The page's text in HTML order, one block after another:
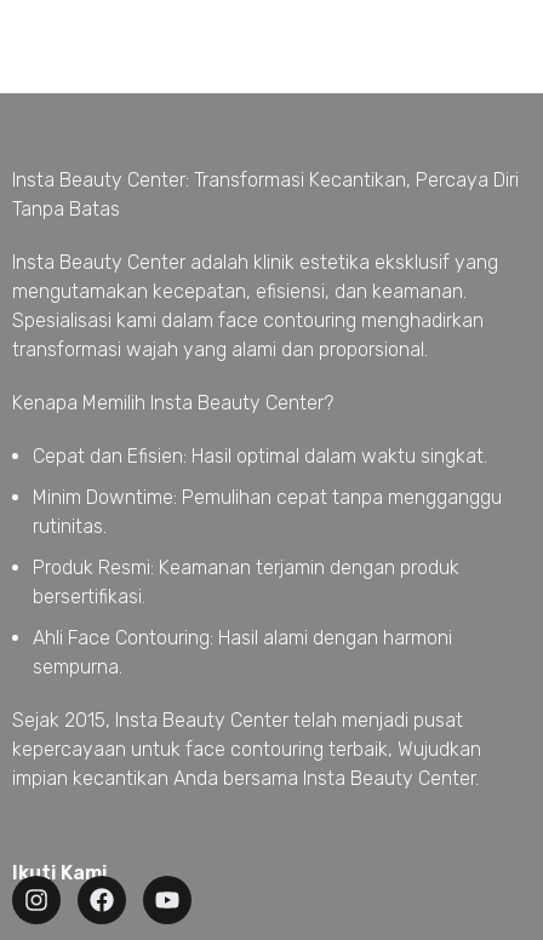
Insta Beauty Center: Transformasi Kecantikan, Percaya Diri
Tanpa Batas
Insta Beauty Center adalah klinik estetika eksklusif yang
mengutamakan kecepatan, efisiensi, dan keamanan.
Spesialisasi kami dalam face contouring menghadirkan
transformasi wajah yang alami dan proporsional.
Kenapa Memilih Insta Beauty Center?
Cepat dan Efisien: Hasil optimal dalam waktu singkat.
Minim Downtime: Pemulihan cepat tanpa mengganggu
rutinitas.
Produk Resmi: Keamanan terjamin dengan produk
bersertifikasi.
Ahli Face Contouring: Hasil alami dengan harmoni
sempurna.
Sejak 2015, Insta Beauty Center telah menjadi pusat
kepercayaan untuk face contouring terbaik, Wujudkan
impian kecantikan Anda bersama Insta Beauty Center.
Ikuti Kami